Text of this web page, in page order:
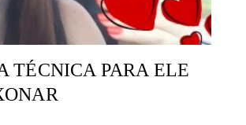
TÉCNICA PARA ELE